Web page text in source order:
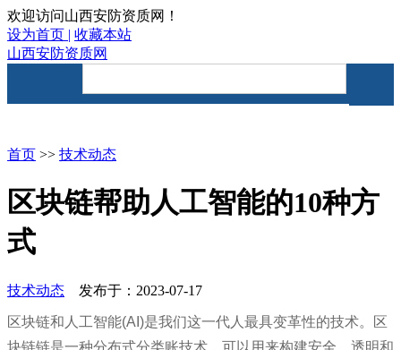
欢迎访问山西安防资质网！
设为首页 | 收藏本站
山西安防资质网
首页 >> 技术动态
区块链帮助人工智能的10种方
式
技术动态 发布于：2023-07-17
区块链和人工智能(AI)是我们这一代人最具变革性的技术。区
块链链是一种分布式分类账技术，可以用来构建安全、透明和